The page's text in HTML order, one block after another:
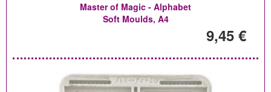
Master of Magic - Alphabet
Soft Moulds, A4
9,45 €